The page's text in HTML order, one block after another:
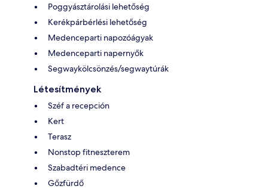
Poggyásztárolási lehetőség
Kerékpárbérlési lehetőség
Medenceparti napozóágyak
Medenceparti napernyők
Segwaykölcsönzés/segwaytúrák
Létesítmények
Széf a recepción
Kert
Terasz
Nonstop fitneszterem
Szabadtéri medence
Gőzfürdő